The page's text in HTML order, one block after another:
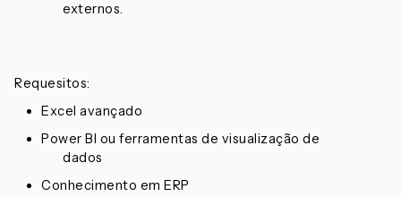
externos.
Requesitos:
Excel avançado
Power BI ou ferramentas de visualização de
dados
Conhecimento em ERP